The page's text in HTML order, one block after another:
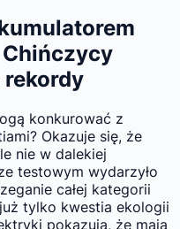
rekordy
konkurować z
Okazuje się, że
nie w dalekiej
testowym wydarzyło
całej kategorii
tylko kwestia ekologii
pokazują, że mają